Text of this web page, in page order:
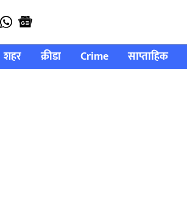
शहर क्रीडा Crime साप्ताहिक